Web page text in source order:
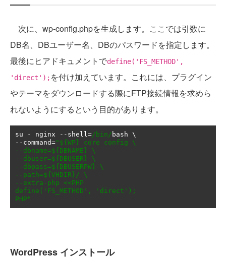
次に、wp-config.phpを生成します。ここでは引数に
DB名、DBユーザー名、DBのパスワードを指定します。
最後にヒアドキュメントでdefine('FS_METHOD',
'direct'); を付け加えています。これには、プラグイン
やテーマをダウンロードする際にFTP接続情報を求めら
れないようにするという目的があります。
su - nginx -- shell=/bin/
-- command="${WP} core config \
--dbname=${DBNAME} \
--dbuser=${DBUSER} \
--dbpass=${DBUSERPW} \
--path=${VHDIR}/ \
--extra-php <<PHP
define('FS_METHOD', 'direct');
PHP"
WordPress インストール